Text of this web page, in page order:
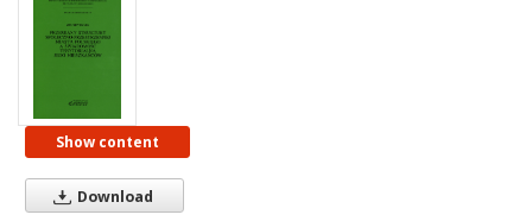
Show content
Download